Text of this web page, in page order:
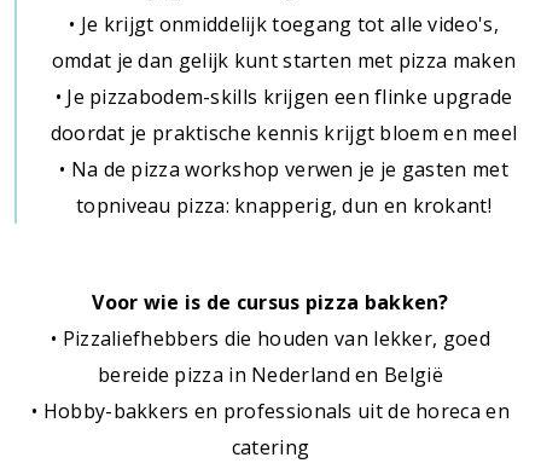
• Je krijgt onmiddelijk toegang tot alle video's,
omdat je dan gelijk kunt starten met pizza maken
• Je pizzabodem-skills krijgen een flinke upgrade
doordat je praktische kennis krijgt bloem en meel
• Na de pizza workshop verwen je je gasten met
topniveau pizza: knapperig, dun en krokant!
Voor wie is de cursus pizza bakken?
• Pizzaliefhebbers die houden van lekker, goed
bereide pizza in Nederland en België
• Hobby-bakkers en professionals uit de horeca en
catering